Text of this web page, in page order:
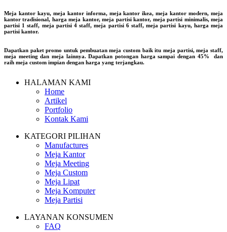
Meja kantor kayu, meja kantor informa, meja kantor ikea, meja kantor modern, meja
kantor tradisional, harga meja kantor, meja partisi kantor, meja partisi minimalis, meja
partisi 1 staff, meja partisi 4 staff, meja partisi 6 staff, meja partisi kayu, harga meja
partisi kantor.
Dapatkan paket promo untuk pembuatan meja custom baik itu meja partisi, meja staff,
meja meeting dan meja lainnya. Dapatkan potongan harga sampai dengan 45% dan
raih meja custom impian dengan harga yang terjangkau.
HALAMAN KAMI
Home
Artikel
Portfolio
Kontak Kami
KATEGORI PILIHAN
Manufactures
Meja Kantor
Meja Meeting
Meja Custom
Meja Lipat
Meja Komputer
Meja Partisi
LAYANAN KONSUMEN
FAQ